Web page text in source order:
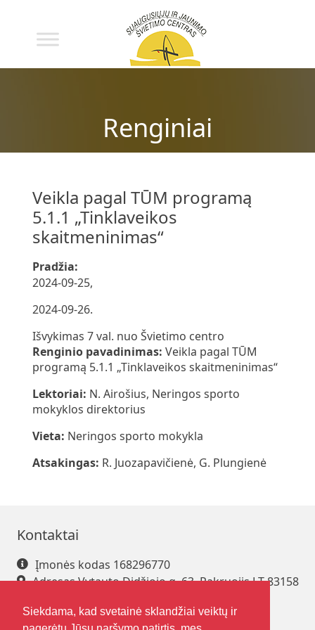
Renginiai
Veikla pagal TŪM programą
5.1.1 „Tinklaveikos
skaitmeninimas“
Pradžia:
2024-09-25,
2024-09-26.
Išvykimas 7 val. nuo Švietimo centro
Renginio pavadinimas: Veikla pagal TŪM
programą 5.1.1 „Tinklaveikos skaitmeninimas“
Lektoriai: N. Airošius, Neringos sporto
mokyklos direktorius
Vieta: Neringos sporto mokykla
Atsakingas: R. Juozapavičienė, G. Plungienė
Kontaktai
Įmonės kodas 168296770
Adresas Vytauto Didžiojo g. 63, Pakruojis LT-83158
El. paštaspakrsjc@gmail.com
Siekdama, kad svetainė sklandžiai veiktų ir